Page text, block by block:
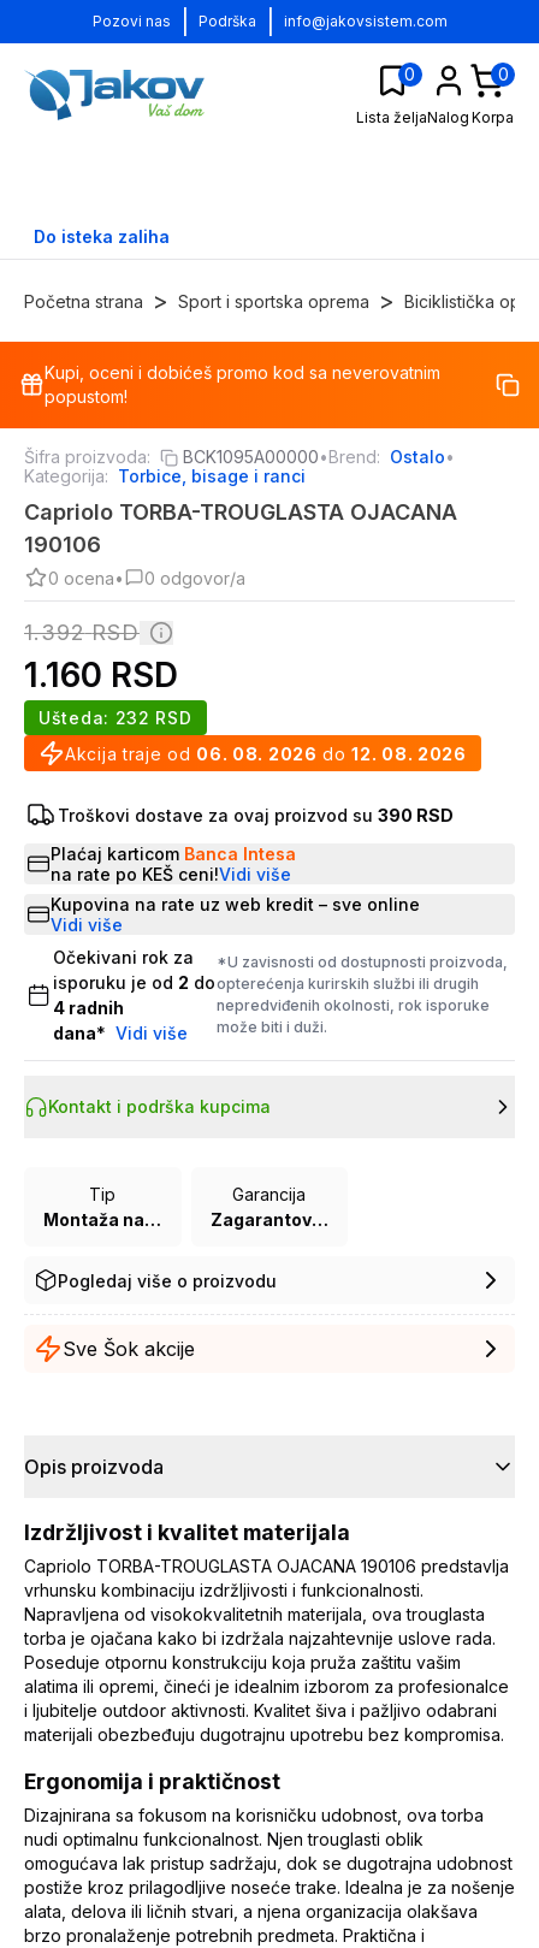
Pozovi nas Podrška info@jakovsistem.com
0
Lista željaNalog
0
Korpa
Do isteka zaliha
Početna strana > Sport i sportska oprema > Biciklistička
%
Kupi, oceni i dobićeš promo kod sa neverovatnim
popustom!
Šifra proizvoda: BCK1095A00000•Brend: Ostalo•
Kategorija: Torbice, bisage i ranci
Capriolo TORBA-TROUGLASTA OJACANA
190106
0 ocena• 0 odgovor/a
1.392 RSD
1.160 RSD
Akcija traje od 06. 08. 2026 do 12. 08. 2026
Ušteda: 232 RSD
Troškovi dostave za ovaj proizvod su 390 RSD
Plaćaj karticom Banca Intesa
na rate po KEŠ ceni!Vidi više
Kupovina na rate uz web kredit – sve online
Vidi više
Očekivani rok za
isporuku je od 2 do
4 radnih
dana* Vidi više
*U zavisnosti od dostupnosti proizvoda,
opterećenja kurirskih službi ili drugih
nepredviđenih okolnosti, rok isporuke
može biti i duži.
Kontakt i podrška kupcima
Tip
Montaža na ram
Garancija
Zagarantovana sva prava kupaca po osnovu zakona o zaštiti potrošača
Pogledaj više o proizvodu
Sve Šok akcije
Opis proizvoda
Izdržljivost i kvalitet materijala
Capriolo TORBA-TROUGLASTA OJACANA 190106 predstavlja
vrhunsku kombinaciju izdržljivosti i funkcionalnosti.
Napravljena od visokokvalitetnih materijala, ova trouglasta
torba je ojačana kako bi izdržala najzahtevnije uslove rada.
Poseduje otpornu konstrukciju koja pruža zaštitu vašim
alatima ili opremi, čineći je idealnim izborom za profesionalce
i ljubitelje outdoor aktivnosti. Kvalitet šiva i pažljivo odabrani
materijali obezbeđuju dugotrajnu upotrebu bez kompromisa.
Ergonomija i praktičnost
Dizajnirana sa fokusom na korisničku udobnost, ova torba
nudi optimalnu funkcionalnost. Njen trouglasti oblik
omogućava lak pristup sadržaju, dok se dugotrajna udobnost
postiže kroz prilagodljive noseće trake. Idealna je za nošenje
alata, delova ili ličnih stvari, a njena organizacija olakšava
brzo pronalaženje potrebnih predmeta. Praktična i